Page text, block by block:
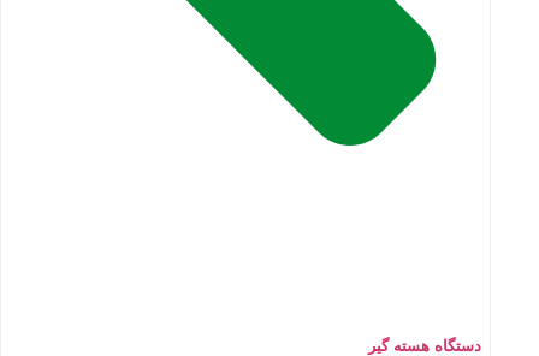
دستگاه هسته گیر